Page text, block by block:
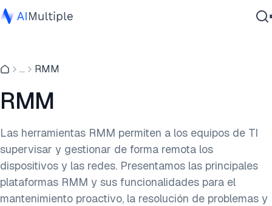
Ciberseguridad
Software empresarial
Contáctanos
... RMM
RMM
Las herramientas RMM permiten a los equipos de TI
supervisar y gestionar de forma remota los
dispositivos y las redes. Presentamos las principales
plataformas RMM y sus funcionalidades para el
mantenimiento proactivo, la resolución de problemas y